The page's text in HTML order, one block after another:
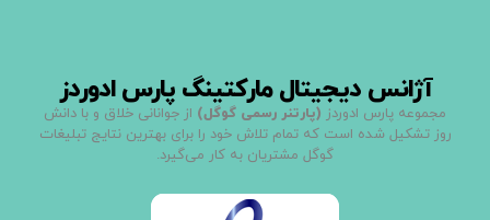
آژانس دیجیتال مارکتینگ پارس ادوردز
مجموعه پارس ادوردز (پارتنر رسمی گوگل) از جوانانی خلاق و با دانش
روز تشکیل شده است که تمام تلاش خود را برای بهترین نتایج تبلیغات
گوگل مشتریان به کار می‌گیرد.